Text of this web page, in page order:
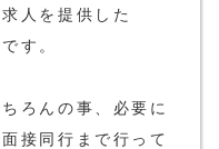
人を提供した
す。
ろんの事、必要に
接同行まで行って